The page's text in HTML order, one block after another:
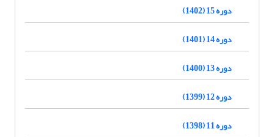
دوره 15 (1402)
دوره 14 (1401)
دوره 13 (1400)
دوره 12 (1399)
دوره 11 (1398)